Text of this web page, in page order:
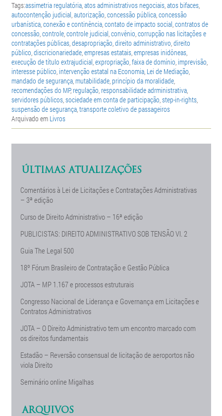
Tags:assimetria regulatória,atos administrativos negociais,atos bifaces,
autocontenção judicial,autorização,concessão pública,concessão
urbanística,conexão e continência,contato de impacto social,contratos de
concessão,controle,controle judicial,convênio,corrupção nas licitações e
contratações públicas,desapropriação,direito administrativo,direito
público,discricionariedade,empresas estatais,empresas inidôneas,
execução de título extrajudicial,expropriação,faixa de domínio, imprevisão,
interesse público, intervenção estatal na Economia, Lei de Mediação,
mandado de segurança, mutabilidade, princípio da moralidade,
recomendações do MP, regulação, responsabilidade adrministrativa,
servidores públicos,sociedade em conta de participação,step-in-rights,
suspensão de segurança,transporte coletivo de passageiros
Arquivado em Livros
ÚLTIMAS ATUALIZAÇÕES
Comentários à Lei de Licitações e Contratações Administrativas
– 3ª edição
Curso de Direito Administrativo – 16ª edição
PUBLICISTAS: DIREITO ADMINISTRATIVO SOB TENSÃO Vl. 2
Guia The Legal 500
18º Fórum Brasileiro de Contratação e Gestão Pública
JOTA – MP 1.167 e processos estruturais
Congresso Nacional de Liderança e Governança em Licitações e
Contratos Administrativos
JOTA – O Direito Administrativo tem um encontro marcado com
os direitos fundamentais
Estadão – Reversão consensual de licitação de aeroportos não
viola Direito
Seminário online Migalhas
ARQUIVOS